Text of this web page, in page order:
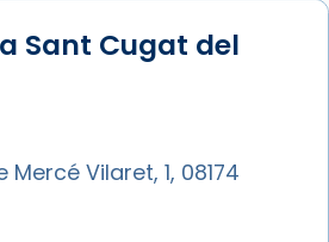
Sant Cugat del
Vilaret, 1, 08174